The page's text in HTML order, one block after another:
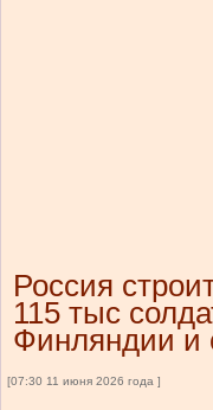
Россия
115 тыс
Финляндии и
[07:30 11 июня 2026 года ]